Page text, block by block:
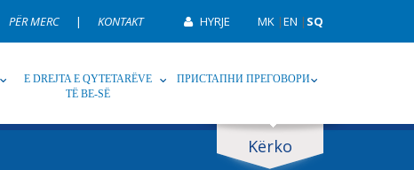
PËR MERC | KONTAKT HYRJE MK |EN | SQ
E DREJTA E QYTETARËVE
TË BE-SË
ПРИСТАПНИ ПРЕГОВОРИ
Kërko